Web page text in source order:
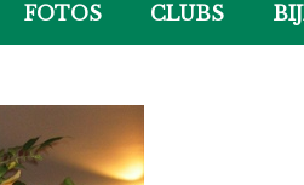
FOTOS CLUBS